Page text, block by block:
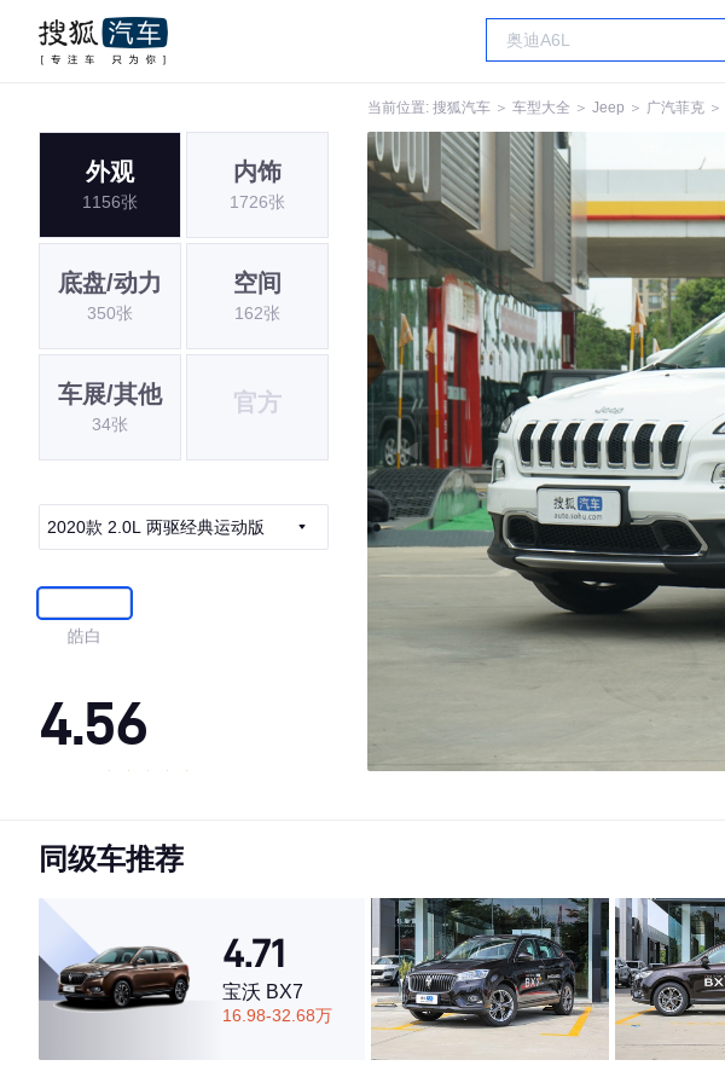
当前位置: 搜狐汽车 ＞ 车型大全 ＞ Jeep ＞ 广汽菲克 ＞
外观
1156张
内饰
1726张
底盘/动力
350张
空间
162张
车展/其他
34张
官方
2020款 2.0L 两驱经典运动版
皓白
4.56
·内饰表现一般，低于73%同级车
·空间表现一般，低于88%同级车
同级车推荐
4.71
宝沃 BX7
16.98-32.68万